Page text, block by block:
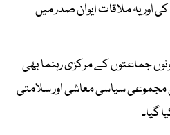
یہ ملاقات ایوان صدر میں
جماعتوں کے مرکزی رہنما بھی
سیاسی معاشی اور سلامتی
گیا۔